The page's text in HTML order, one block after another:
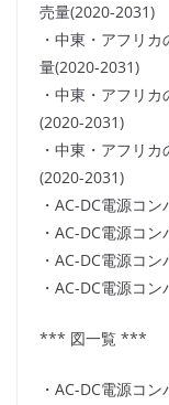
売量(2020-2031)
・中東・アフリ
量(2020-2031)
・中東・アフリ
(2020-2031)
・中東・アフリ
(2020-2031)
・AC-DC電源コ
・AC-DC電源コ
・AC-DC電源コ
・AC-DC電源コ
*** 図一覧 ***
・AC-DC電源コ